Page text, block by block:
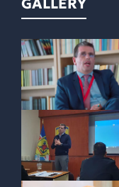
GALLERY